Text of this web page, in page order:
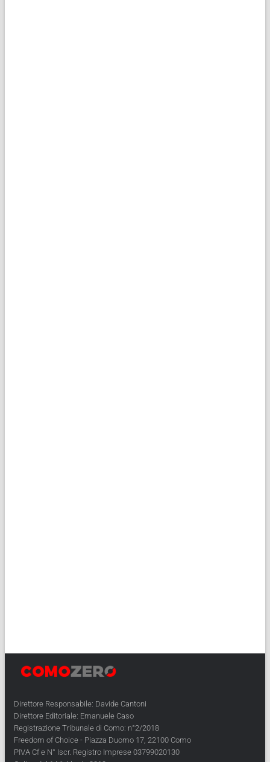
Direttore Responsabile: Davide Cantoni
Direttore Editoriale: Emanuele Caso
Registrazione Tribunale di Como: n°2/2018
Freedom of Choice - Piazza Duomo 17, 22100 Como
PIVA Cf e N° Iscr. Registro Imprese 03799020130